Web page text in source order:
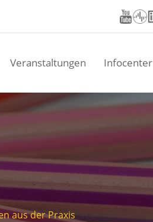
Veranstaltungen Infocenter
aus der Praxis